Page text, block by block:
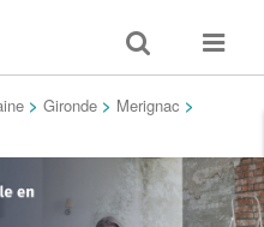
Toggle
search
Toggle
> Gironde > Merignac >